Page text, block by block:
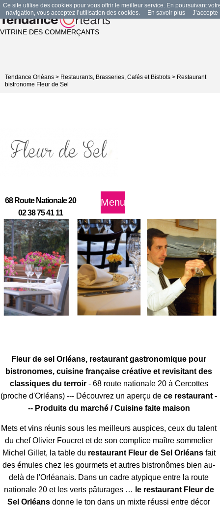
VITRINE DES COMMERÇANTS
Tendance Orléans > Restaurants, Brasseries, Cafés et Bistrots > Restaurant
bistronome Fleur de Sel
68 Route Nationale 20
02 38 75 41 11
Menu
Fleur de sel Orléans, restaurant gastronomique pour
bistronomes, cuisine française créative et revisitant des
classiques du terroir- 68 route nationale 20 à Cercottes
(proche d'Orléans) --- Découvrez un aperçu de ce restaurant -
-- Produits du marché / Cuisine faite maison
Mets et vins réunis sous les meilleurs auspices, ceux du talent
du chef Olivier Foucret et de son complice maître sommelier
Michel Gillet, la table du restaurant Fleur de Sel Orléansfait
des émules chez les gourmets et autres bistronômes bien au-
delà de l'Orléanais. Dans un cadre atypique entre la route
nationale 20 et les verts pâturages … le restaurant Fleur de
Sel Orléans donne le ton dans un mixte réussi entre décor
Ce site utilise des cookies pour vous offrir le meilleur service. En poursuivant
navigation, vous acceptez l’utilisation des cookies.
En savoir plus J’accepte